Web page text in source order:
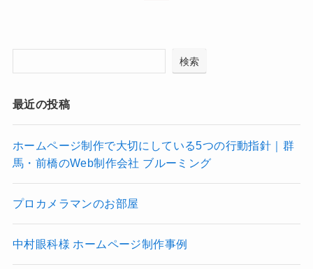
検索
最近の投稿
ホームページ制作で大切にしている5つの行動指針｜群
馬・前橋のWeb制作会社 ブルーミング
プロカメラマンのお部屋
中村眼科様 ホームページ制作事例